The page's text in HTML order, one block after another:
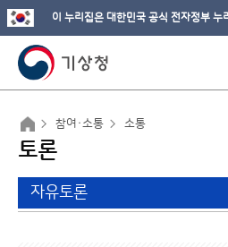
이 누리집은 대한민국 공식 전자정부 누
참여·소통 소통
토론
자유토론